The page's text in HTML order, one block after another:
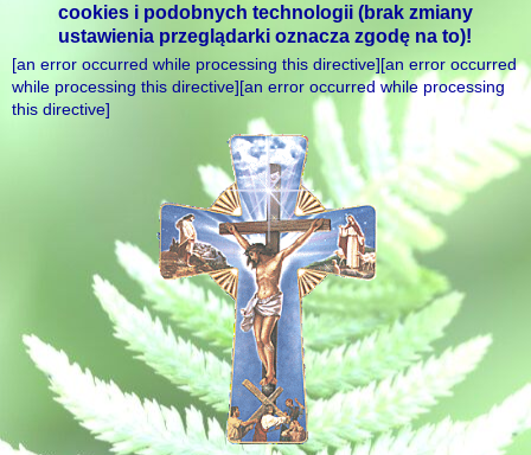
cookies i podobnych technologii (brak zmiany
ustawienia przeglądarki oznacza zgodę na to)!
[an error occurred while processing this directive][an error occurred
while processing this directive][an error occurred while processing
this directive]